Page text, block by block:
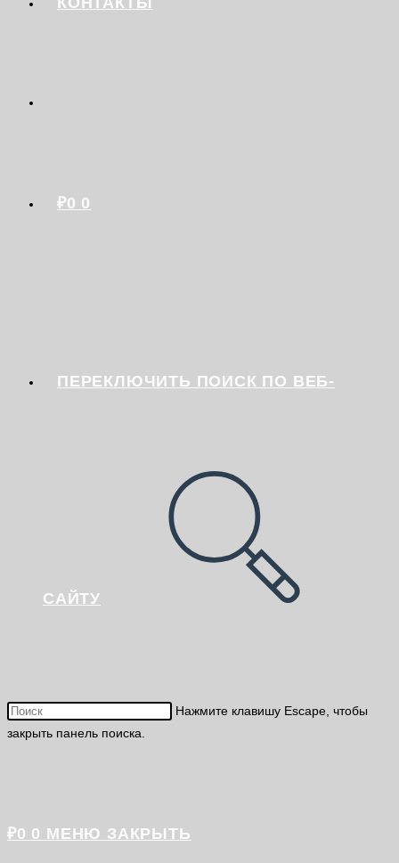
₽0 0
ПЕРЕКЛЮЧИТЬ ПОИСК ПО ВЕБ-
САЙТУ
Нажмите клавишу Escape, чтобы
закрыть панель поиска.
₽0 0 МЕНЮ ЗАКРЫТЬ